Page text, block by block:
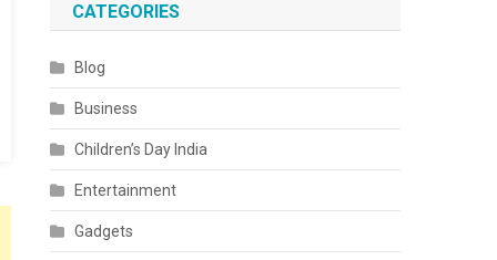
CATEGORIES
Blog
Business
Children’s Day India
Entertainment
Gadgets